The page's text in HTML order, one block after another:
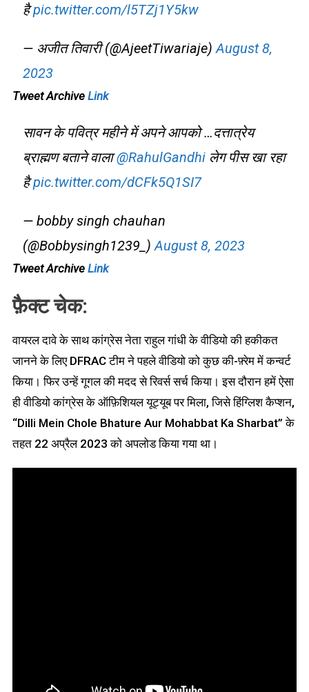
हैpic.twitter.com/l5TZj1Y5kw
— अजीत तिवारी (@AjeetTiwariaje) August 8,
2023
Tweet Archive Link
सावन के पवित्र महीने में अपने आपको …दत्तात्रेय
ब्राह्मण बताने वाला@RahulGandhiलेग पीस खा रहा
हैpic.twitter.com/dCFk5Q1SI7
— bobby singh chauhan
(@Bobbysingh1239_) August 8, 2023
Tweet Archive Link
फ़ैक्ट चेक:
वायरल दावे के साथ कांग्रेस नेता राहुल गांधी के वीडियो की हकीकत
जानने के लिए DFRAC टीम ने पहले वीडियो को कुछ की-फ़्रेम में कन्वर्ट
किया। फिर उन्हें गूगल की मदद से रिवर्स सर्च किया। इस दौरान हमें ऐसा
ही वीडियो कांग्रेस के ऑफ़िशियल यूट्यूब पर मिला, जिसे हिंग्लिश कैप्शन,
“Dilli Mein Chole Bhature Aur Mohabbat Ka Sharbat” के
तहत 22 अप्रैल 2023 को अपलोड किया गया था।